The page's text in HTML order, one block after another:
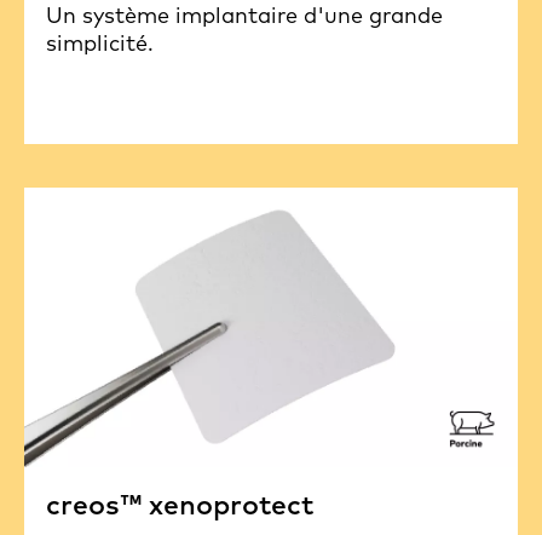
Un système implantaire d'une grande
simplicité.
creos™ xenoprotect